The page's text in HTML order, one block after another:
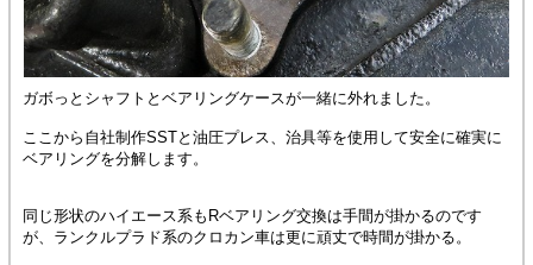
ガボっとシャフトとベアリングケースが一緒に外れました。
ここから自社制作SSTと油圧プレス、治具等を使用して安全に確実に
ベアリングを分解します。
同じ形状のハイエース系もRベアリング交換は手間が掛かるのです
が、ランクルプラド系のクロカン車は更に頑丈で時間が掛かる。